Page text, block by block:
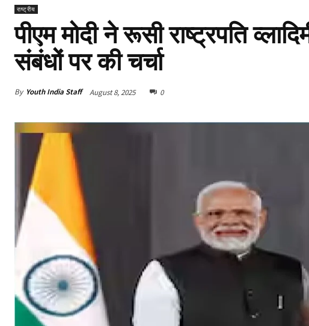
राष्ट्रीय
पीएम मोदी ने रूसी राष्ट्रपति
संबंधों पर की चर्चा
By Youth India Staff August 8, 2025 0